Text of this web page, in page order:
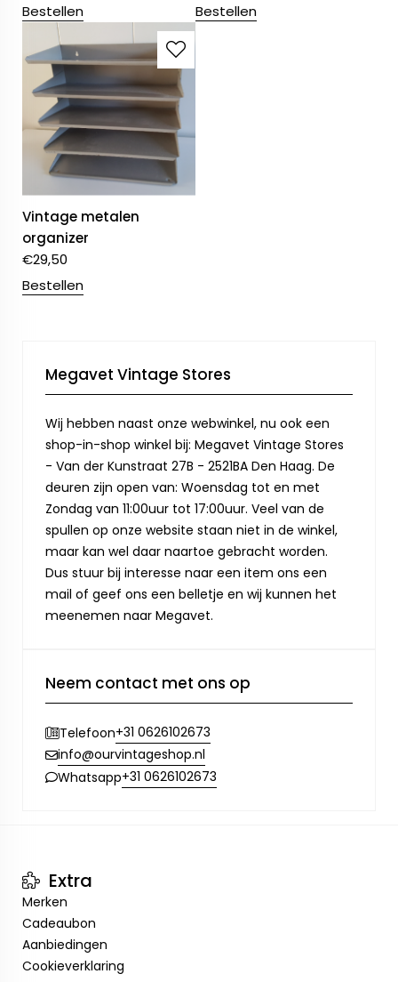
Bestellen
Bestellen
Vintage metalen
organizer
€29,50
Bestellen
Megavet Vintage Stores
Wij hebben naast onze webwinkel, nu ook een
shop-in-shop winkel bij: Megavet Vintage Stores
- Van der Kunstraat 27B - 2521BA Den Haag. De
deuren zijn open van: Woensdag tot en met
Zondag van 11:00uur tot 17:00uur. Veel van de
spullen op onze website staan niet in de winkel,
maar kan wel daar naartoe gebracht worden.
Dus stuur bij interesse naar een item ons een
mail of geef ons een belletje en wij kunnen het
meenemen naar Megavet.
Neem contact met ons op
Telefoon+31 0626102673
info@ourvintageshop.nl
Whatsapp+31 0626102673
Extra
Merken
Cadeaubon
Aanbiedingen
Cookieverklaring